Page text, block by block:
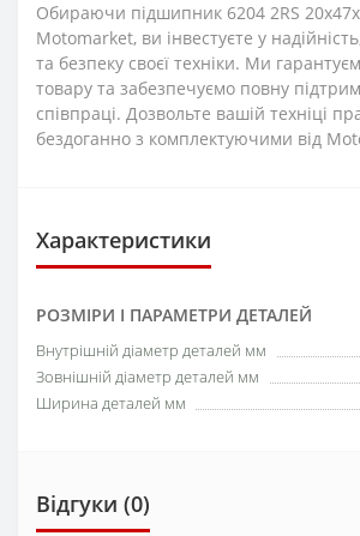
Обираючи підшипник 6204 2RS
Motomarket, ви інвестуєте у
та безпеку своєї техніки. Ми
товару та забезпечуємо повну
співпраці. Дозвольте вашій техніці
бездоганно з комплектуючими від
Характеристики
РОЗМІРИ І ПАРАМЕТРИ ДЕТАЛЕЙ
Внутрішній діаметр деталей мм
Зовнішній діаметр деталей мм
Ширина деталей мм
Відгуки (0)